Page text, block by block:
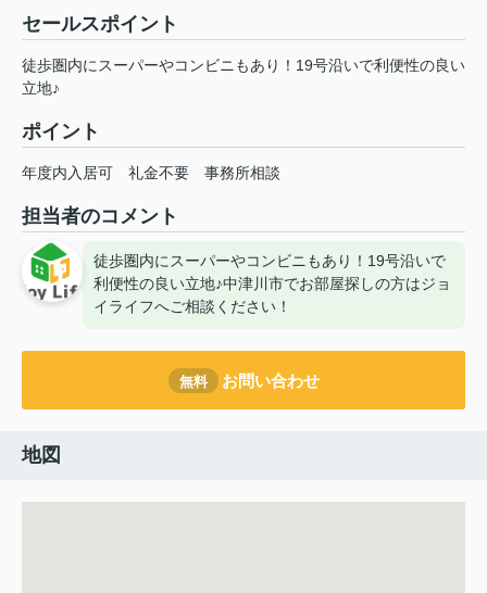
セールスポイント
徒歩圏内にスーパーやコンビニもあり！19号沿いで利便性の良い
立地♪
ポイント
年度内入居可 礼金不要 事務所相談
担当者のコメント
徒歩圏内にスーパーやコンビニもあり！19号沿いで
利便性の良い立地♪中津川市でお部屋探しの方はジョ
イライフへご相談ください！
無料 お問い合わせ
地図